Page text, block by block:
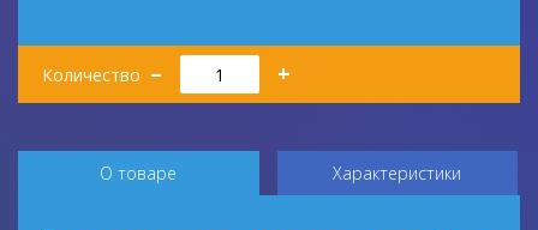
Количество
Количество
– +
О товаре Характеристики